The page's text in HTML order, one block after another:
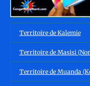
Territoire de Kalemie
Territoire de Masisi
Territoire de Muanda